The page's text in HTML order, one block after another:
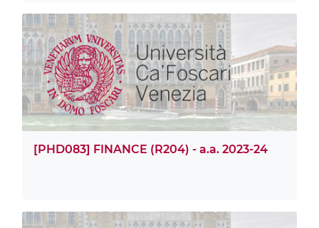
[PHD083] FINANCE (R204) - a.a. 2023-24